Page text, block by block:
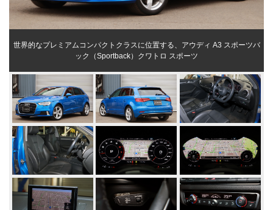
世界的なプレミアムコンパクトクラスに位置する、アウディ A3 スポーツバ
ック（Sportback）クワトロ スポーツ